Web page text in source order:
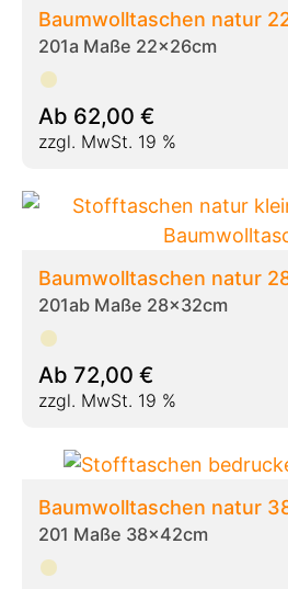
Baumwolltaschen natur
201a Maße 22x26cm
Ab 62,00 €
zzgl. MwSt. 19 %
Baumwolltaschen natur
201ab Maße 28x32cm
Ab 72,00 €
zzgl. MwSt. 19 %
Baumwolltaschen natur
201 Maße 38x42cm